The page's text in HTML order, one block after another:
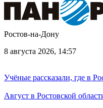
Ростов-на-Дону
8 августа 2026, 14:57
Учёные рассказали, где в
Август в Ростовской